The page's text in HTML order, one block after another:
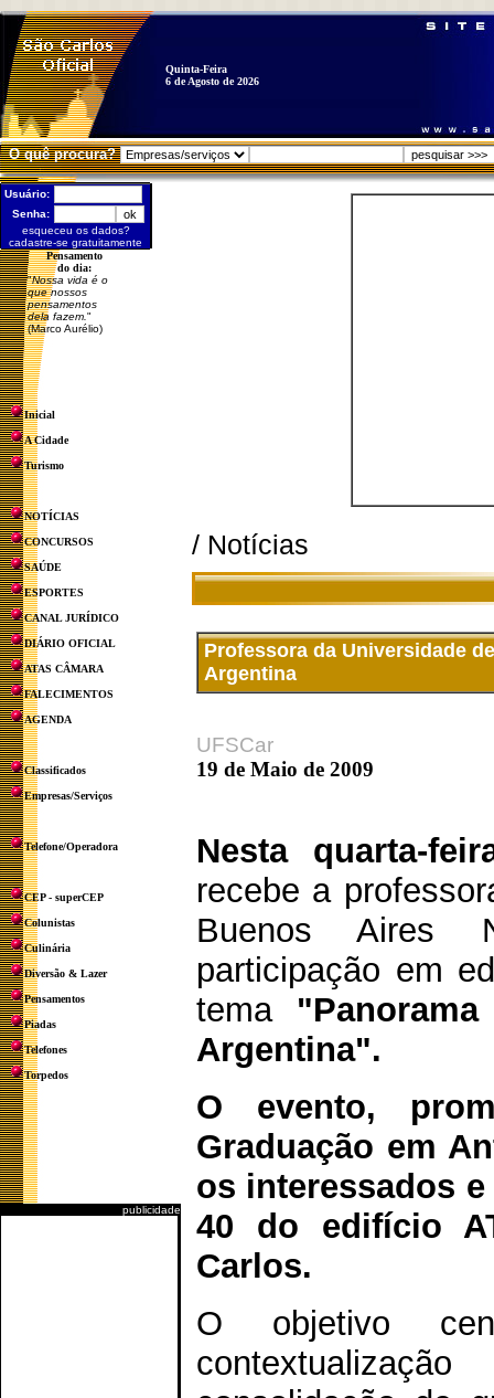
Quinta-Feira
6 de Agosto de 2026
O quê procura?
Usuário:
Senha:
esqueceu os dados?
cadastre-se gratuitamente
Pensamento
do dia:
"Nossa vida é o
que nossos
pensamentos
dela fazem. "
(Marco Aurélio)
Inicial
A Cidade
Turismo
NOTÍCIAS
CONCURSOS
SAÚDE
ESPORTES
CANAL JURÍDICO
DIÁRIO OFICIAL
ATAS CÂMARA
FALECIMENTOS
AGENDA
Classificados
Empresas/Serviços
Telefone/Operadora
CEP - superCEP
Colunistas
Culinária
Diversão & Lazer
Pensamentos
Piadas
Telefones
Torpedos
publicidade
/ Notícias
Professora da Universidade
Argentina
UFSCar
19 de Maio de 2009
Nesta quarta-
recebe a
Buenos Aires
participação em
tema
Argentina".
O evento,
Graduação em
os interessados e
40 do edifício
Carlos.
O objetivo